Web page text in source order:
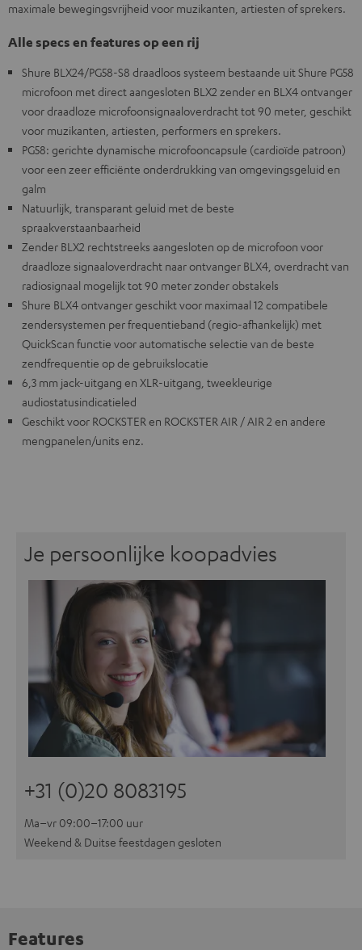
maximale bewegingsvrijheid voor muzikanten, artiesten of sprekers.
Alle specs en features op een rij
Shure BLX24/PG58-S8 draadloos systeem bestaande uit Shure PG58
microfoon met direct aangesloten BLX2 zender en BLX4 ontvanger
voor draadloze microfoonsignaaloverdracht tot 90 meter, geschikt
voor muzikanten, artiesten, performers en sprekers.
PG58: gerichte dynamische microfooncapsule (cardioïde patroon)
voor een zeer efficiënte onderdrukking van omgevingsgeluid en
galm
Natuurlijk, transparant geluid met de beste
spraakverstaanbaarheid
Zender BLX2 rechtstreeks aangesloten op de microfoon voor
draadloze signaaloverdracht naar ontvanger BLX4, overdracht van
radiosignaal mogelijk tot 90 meter zonder obstakels
Shure BLX4 ontvanger geschikt voor maximaal 12 compatibele
zendersystemen per frequentieband (regio-afhankelijk) met
QuickScan functie voor automatische selectie van de beste
zendfrequentie op de gebruikslocatie
6,3 mm jack-uitgang en XLR-uitgang, tweekleurige
audiostatusindicatieled
Geschikt voor ROCKSTER en ROCKSTER AIR / AIR 2 en andere
mengpanelen/units enz.
Je persoonlijke koopadvies
+31 (0)20 8083195
Ma–vr 09:00–17:00 uur
Weekend & Duitse feestdagen gesloten
Features